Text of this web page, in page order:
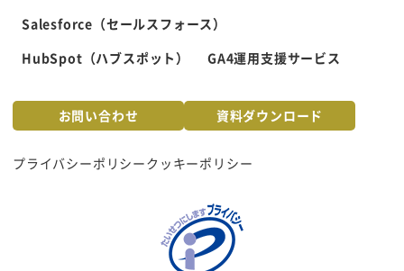
お問い合わせ 資料ダウンロード
プライバシーポリシークッキーポリシー
Salesforce（セールスフォース）
HubSpot（ハブスポット）
GA4運用支援サービス